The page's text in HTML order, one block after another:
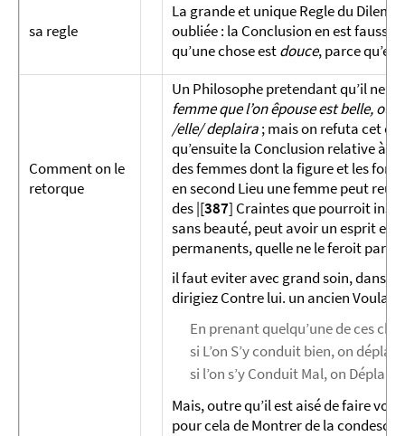
sa regle
La grande et unique Regle du
oubliée : la Conclusion en est
qu’une chose estdouce, parce
Comment on le
retorque
Un Philosophe pretendant qu’il ne
femme que l’on êpouse est belle, ou
/elle/ deplaira; mais on refuta cet
qu’ensuite la Conclusion relative à
des femmes dont la figure et les
en second Lieu une femme peut
des |[387] Craintes que pourroit
sans beauté, peut avoir un esprit et
permanents, quelle ne le feroit par
il faut eviter avec grand soin, dans le
dirigiez Contre lui. un ancien
En prenant quelqu’une de ces
si L’on S’y conduit bien, on
si l’on s’y Conduit Mal, on Déplait
Mais, outre qu’il est aisé de faire
pour cela de Montrer de la